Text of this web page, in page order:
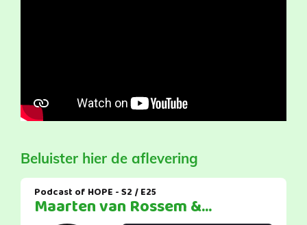
Beluister hier de aflevering